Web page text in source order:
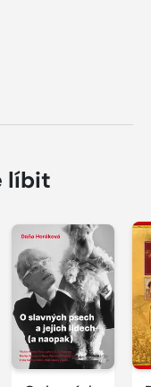
líbit